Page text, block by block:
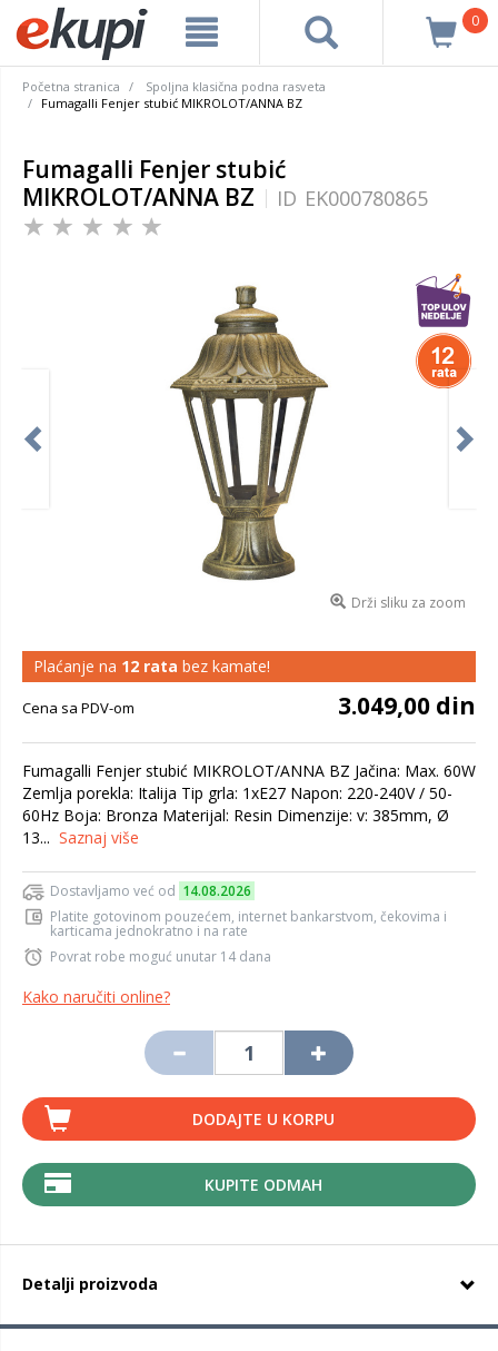
0
Početna stranica
Spoljna klasična podna rasveta
Fumagalli Fenjer stubić MIKROLOT/ANNA BZ
Fumagalli Fenjer stubić
MIKROLOT/ANNA BZ
ID EK000780865
Drži sliku za zoom
Plaćanje na 12 rata bez kamate!
Cena sa PDV-om 3.049,00 din
Fumagalli Fenjer stubić MIKROLOT/ANNA BZ Jačina: Max. 60W
Zemlja porekla: Italija Tip grla: 1xE27 Napon: 220-240V / 50-
60Hz Boja: Bronza Materijal: Resin Dimenzije: v: 385mm, Ø
13... Saznaj više
Dostavljamo već od 14.08.2026
Platite gotovinom pouzećem, internet bankarstvom, čekovima i
karticama jednokratno i na rate
Povrat robe moguć unutar 14 dana
Kako naručiti online?
DODAJTE U KORPU
KUPITE ODMAH
Detalji proizvoda